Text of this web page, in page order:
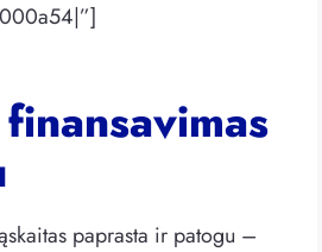
paprasta ir patogu –